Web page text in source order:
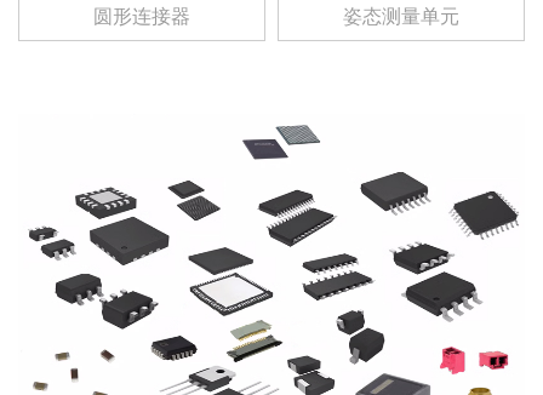
圆形连接器 姿态测量单元